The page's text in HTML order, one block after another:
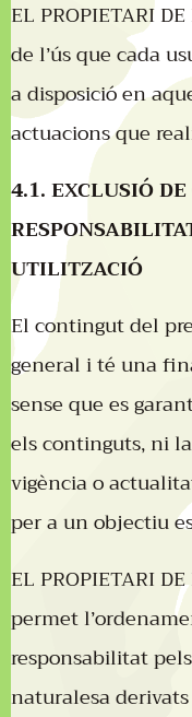
EL PROPIETARI
de l’ús que cada
a disposició en
actuacions que
4.1. EXCLUSIÓ
UTILITZACIÓ
El contingut del
general i té una
sense que es
els continguts, ni
vigència o
per a un objectiu
EL PROPIETARI
permet
responsabilitat
naturalesa